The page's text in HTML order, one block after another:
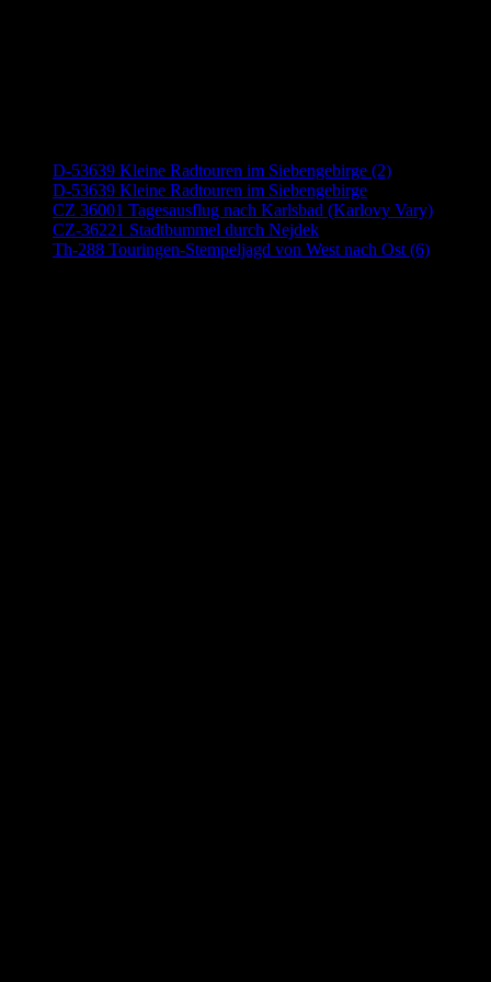
D-53639 Kleine Radtouren im Siebengebirge (2)
D-53639 Kleine Radtouren im Siebengebirge
CZ 36001 Tagesausflug nach Karlsbad (Karlovy Vary)
CZ-36221 Stadtbummel durch Nejdek
Th-288 Touringen-Stempeljagd von West nach Ost (6)